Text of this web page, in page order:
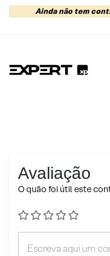
Ainda não tem
Avaliação
O quão foi útil este